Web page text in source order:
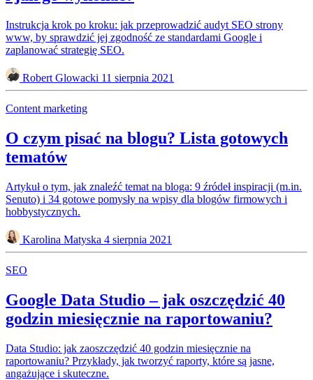
Instrukcja krok po kroku: jak przeprowadzić audyt SEO strony
www, by sprawdzić jej zgodność ze standardami Google i
zaplanować strategię SEO.
Robert Glowacki 11 sierpnia 2021
Content marketing
O czym pisać na blogu? Lista gotowych
tematów
Artykuł o tym, jak znaleźć temat na bloga: 9 źródeł inspiracji (m.in.
Senuto) i 34 gotowe pomysły na wpisy dla blogów firmowych i
hobbystycznych.
Karolina Matyska 4 sierpnia 2021
SEO
Google Data Studio – jak oszczędzić 40
godzin miesięcznie na raportowaniu?
Data Studio: jak zaoszczędzić 40 godzin miesięcznie na
raportowaniu? Przykłady, jak tworzyć raporty, które są jasne,
angażujące i skuteczne.